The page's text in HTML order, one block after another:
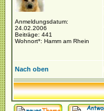
Anmeldungsdatum:
24.02.2006
Beiträge: 441
Wohnort*: Hamm am Rhein
Nach oben